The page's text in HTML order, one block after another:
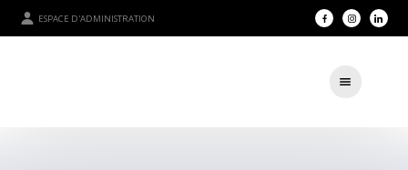
ESPACE D'ADMINISTRATION